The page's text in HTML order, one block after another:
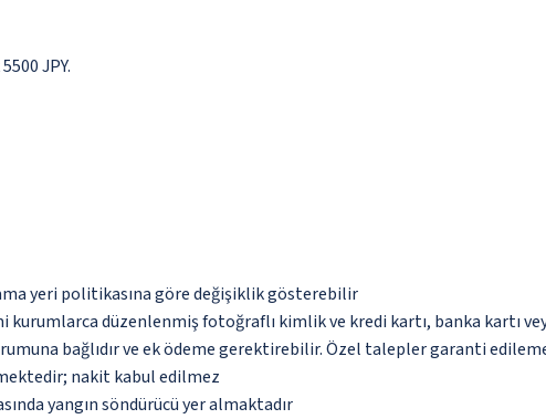
JPY.
yeri politikasına göre değişiklik gösterebilir
düzenlenmiş fotoğraflı kimlik ve kredi kartı, banka kartı
bağlıdır ve ek ödeme gerektirebilir. Özel talepler garanti
nakit kabul edilmez
yangın söndürücü yer almaktadır